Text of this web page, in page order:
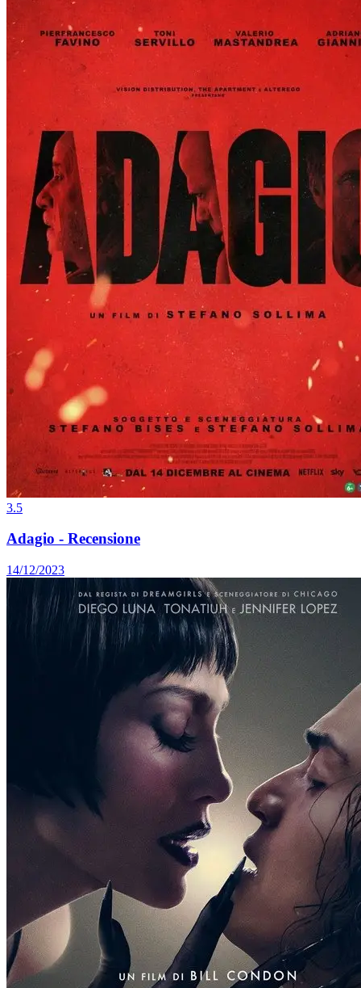
3.5
Adagio - Recensione
14/12/2023